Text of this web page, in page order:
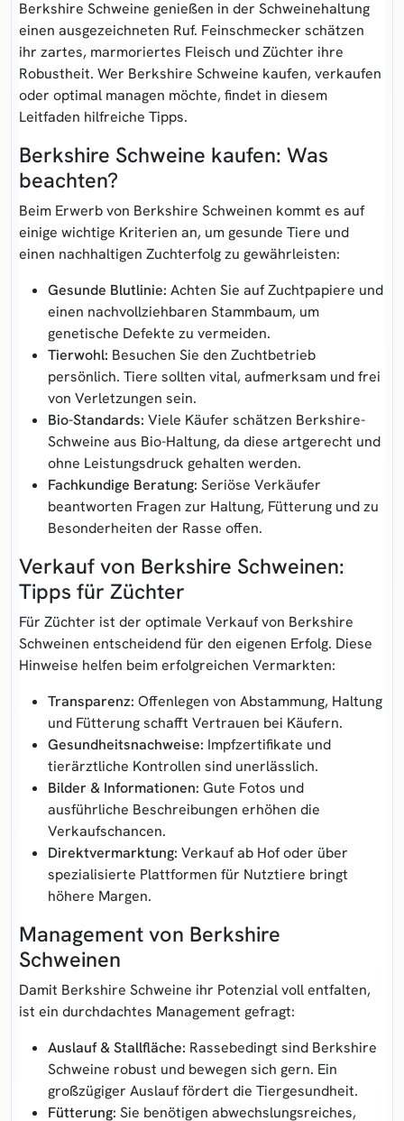
Berkshire Schweine genießen in der Schweinehaltung
einen ausgezeichneten Ruf. Feinschmecker schätzen
ihr zartes, marmoriertes Fleisch und Züchter ihre
Robustheit. Wer Berkshire Schweine kaufen, verkaufen
oder optimal managen möchte, findet in diesem
Leitfaden hilfreiche Tipps.
Berkshire Schweine kaufen: Was
beachten?
Beim Erwerb von Berkshire Schweinen kommt es auf
einige wichtige Kriterien an, um gesunde Tiere und
einen nachhaltigen Zuchterfolg zu gewährleisten:
Gesunde Blutlinie: Achten Sie auf Zuchtpapiere und
einen nachvollziehbaren Stammbaum, um
genetische Defekte zu vermeiden.
Tierwohl: Besuchen Sie den Zuchtbetrieb
persönlich. Tiere sollten vital, aufmerksam und frei
von Verletzungen sein.
Bio-Standards: Viele Käufer schätzen Berkshire-
Schweine aus Bio-Haltung, da diese artgerecht und
ohne Leistungsdruck gehalten werden.
Fachkundige Beratung: Seriöse Verkäufer
beantworten Fragen zur Haltung, Fütterung und zu
Besonderheiten der Rasse offen.
Verkauf von Berkshire Schweinen:
Tipps für Züchter
Für Züchter ist der optimale Verkauf von Berkshire
Schweinen entscheidend für den eigenen Erfolg. Diese
Hinweise helfen beim erfolgreichen Vermarkten:
Transparenz: Offenlegen von Abstammung, Haltung
und Fütterung schafft Vertrauen bei Käufern.
Gesundheitsnachweise: Impfzertifikate und
tierärztliche Kontrollen sind unerlässlich.
Bilder & Informationen: Gute Fotos und
ausführliche Beschreibungen erhöhen die
Verkaufschancen.
Direktvermarktung: Verkauf ab Hof oder über
spezialisierte Plattformen für Nutztiere bringt
höhere Margen.
Management von Berkshire
Schweinen
Damit Berkshire Schweine ihr Potenzial voll entfalten,
ist ein durchdachtes Management gefragt:
Auslauf & Stallfläche: Rassebedingt sind Berkshire
Schweine robust und bewegen sich gern. Ein
großzügiger Auslauf fördert die Tiergesundheit.
Fütterung: Sie benötigen abwechslungsreiches,